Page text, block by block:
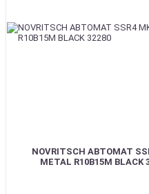
NOVRITSCH АВТОМАТ
METAL R10B15M BLACK